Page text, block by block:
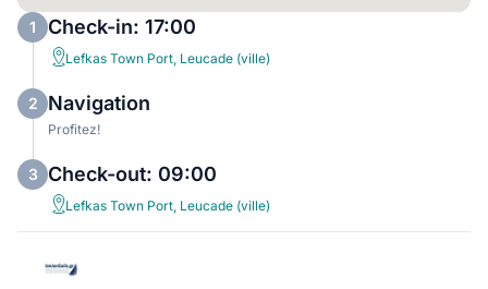
1 Check-in: 17:00
Lefkas Town Port, Leucade (ville)
2 Navigation
Profitez!
3 Check-out: 09:00
Lefkas Town Port, Leucade (ville)